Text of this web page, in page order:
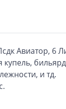
Авиатор, 6
купель,
и тд.